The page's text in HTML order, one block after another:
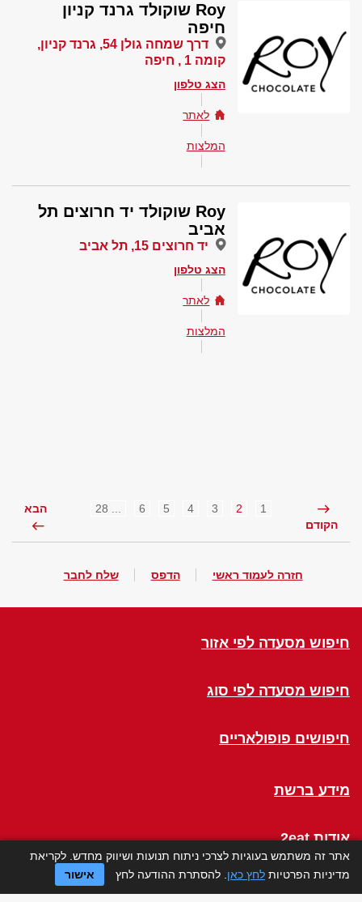
Roy שוקולד גרנד קניון
חיפה
דרך שמחה גולן 54, גרנד קניון,
קומה 1 , חיפה
הצג טלפון
לאתר
המלצות
Roy שוקולד יד חרוצים תל
אביב
יד חרוצים 15, תל אביב
הצג טלפון
לאתר
המלצות
הקודם
1
2
3
4
5
6 הבא
חזרה לעמוד ראשי הדפס שלח לחבר
חיפוש מסעדה לפי אזור
חיפוש מסעדה לפי סוג
חיפושים פופולאריים
מידע ברשת
אודות 2eat
Click a Table
אתר זה משתמש בעוגיות לצרכי ניתוח תנועות ושיווק מחדש. לקריאת
מדיניות הפרטיות לחץ כאן . להסתרת ההודעה לחץ אישור